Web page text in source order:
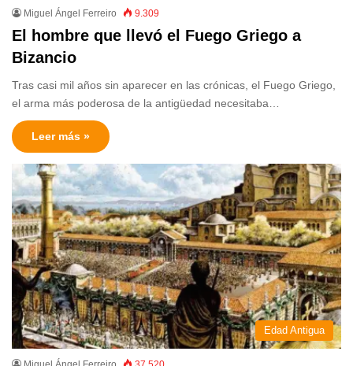
Miguel Ángel Ferreiro 9.309
El hombre que llevó el Fuego Griego a
Bizancio
Tras casi mil años sin aparecer en las crónicas, el Fuego Griego,
el arma más poderosa de la antigüedad necesitaba…
Leer más »
Edad Antigua